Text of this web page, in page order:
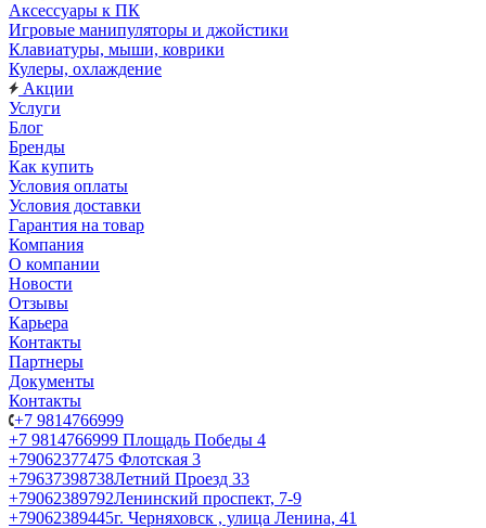
Аксессуары к ПК
Игровые манипуляторы и джойстики
Клавиатуры, мыши, коврики
Кулеры, охлаждение
Акции
Услуги
Блог
Бренды
Как купить
Условия оплаты
Условия доставки
Гарантия на товар
Компания
О компании
Новости
Отзывы
Карьера
Контакты
Партнеры
Документы
Контакты
+7 9814766999
+7 9814766999 Площадь Победы 4
+79062377475 Флотская 3
+79637398738Летний Проезд 33
+79062389792Ленинский проспект, 7-9
+79062389445г. Черняховск , улица Ленина, 41